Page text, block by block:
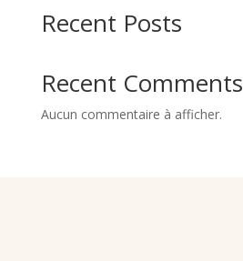
Recent Posts
Recent Comments
Aucun commentaire à afficher.